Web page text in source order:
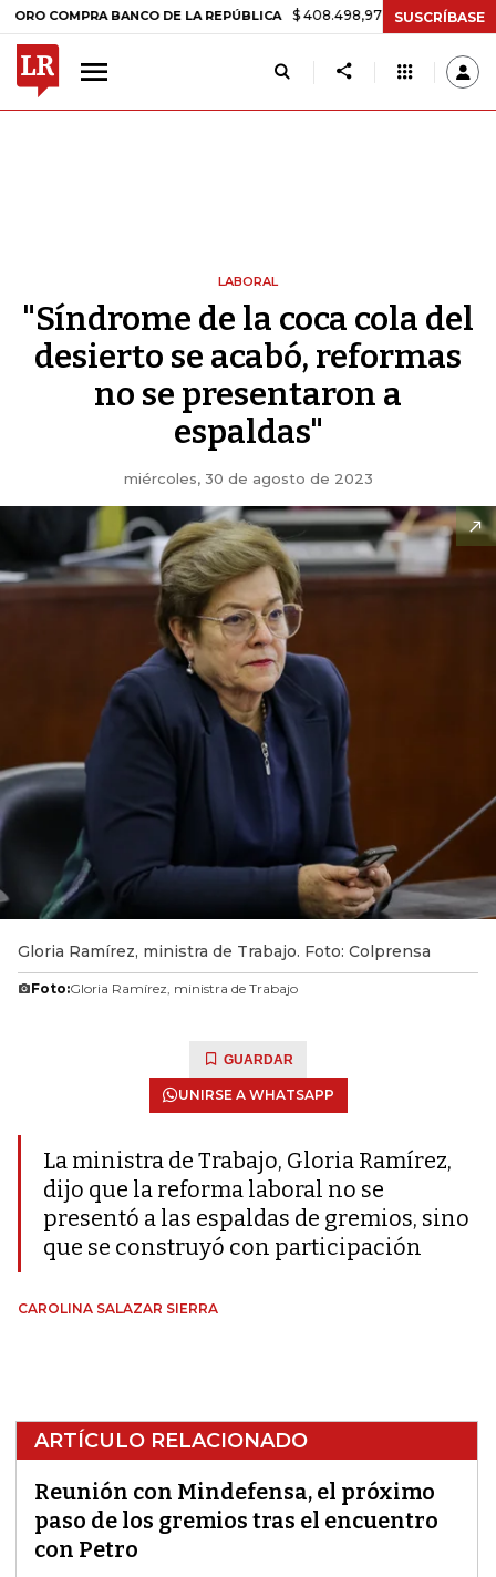
BANCO DE LA REPÚBLICA $ 408.498,97 +$ 8.753,81 +2,19%
SUSCRÍBASE
LABORAL
"Síndrome de la coca cola del
desierto se acabó, reformas
no se presentaron a
espaldas"
miércoles, 30 de agosto de 2023
Gloria Ramírez, ministra de Trabajo. Foto: Colprensa
Foto:Gloria Ramírez, ministra de Trabajo
GUARDAR
UNIRSE A WHATSAPP
La ministra de Trabajo, Gloria Ramírez,
dijo que la reforma laboral no se
presentó a las espaldas de gremios, sino
que se construyó con participación
CAROLINA SALAZAR SIERRA
ARTÍCULO RELACIONADO
Reunión con Mindefensa, el próximo
paso de los gremios tras el encuentro
con Petro